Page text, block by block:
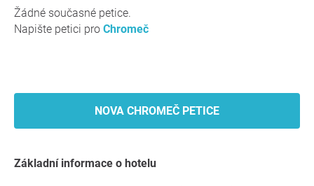
Žádné současné petice.
Napište petici pro Chromeč
NOVA CHROMEČ PETICE
základní informace o hotelu